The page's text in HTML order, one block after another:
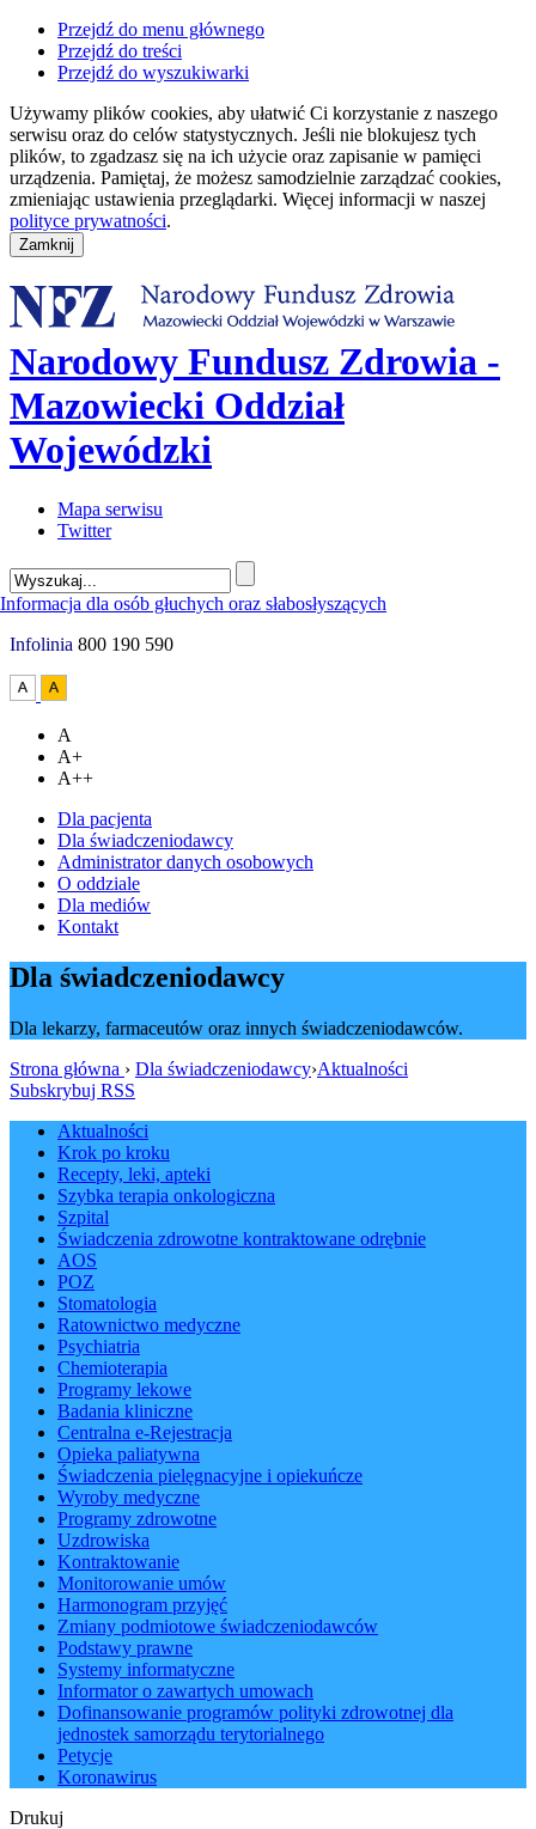
Przejdź do menu głównego
Przejdź do treści
Przejdź do wyszukiwarki
Używamy plików cookies, aby ułatwić Ci korzystanie z naszego
serwisu oraz do celów statystycznych. Jeśli nie blokujesz tych
plików, to zgadzasz się na ich użycie oraz zapisanie w pamięci
urządzenia. Pamiętaj, że możesz samodzielnie zarządzać cookies,
zmieniając ustawienia przeglądarki. Więcej informacji w naszej
polityce prywatności.
Narodowy Fundusz Zdrowia -
Mazowiecki Oddział
Wojewódzki
Mapa serwisu
Twitter
Infolinia 800 190 590
A
A+
A++
Dla pacjenta
Dla świadczeniodawcy
Administrator danych osobowych
O oddziale
Dla mediów
Kontakt
Dla świadczeniodawcy
Dla lekarzy, farmaceutów oraz innych świadczeniodawców.
Strona główna › Dla świadczeniodawcy›Aktualności
Subskrybuj RSS
Aktualności
Krok po kroku
Recepty, leki, apteki
Szybka terapia onkologiczna
Szpital
Świadczenia zdrowotne kontraktowane odrębnie
AOS
POZ
Stomatologia
Ratownictwo medyczne
Psychiatria
Chemioterapia
Programy lekowe
Badania kliniczne
Centralna e-Rejestracja
Opieka paliatywna
Świadczenia pielęgnacyjne i opiekuńcze
Wyroby medyczne
Programy zdrowotne
Uzdrowiska
Kontraktowanie
Monitorowanie umów
Harmonogram przyjęć
Zmiany podmiotowe świadczeniodawców
Podstawy prawne
Systemy informatyczne
Informator o zawartych umowach
Dofinansowanie programów polityki zdrowotnej dla
jednostek samorządu terytorialnego
Petycje
Koronawirus
Drukuj